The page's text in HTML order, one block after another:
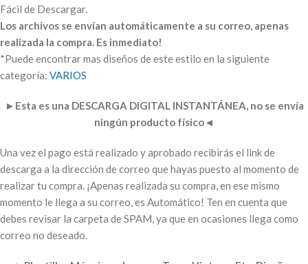
Fácil de Descargar.
Los archivos se envían automáticamente a su correo, apenas
realizada la compra. Es inmediato!
*Puede encontrar mas diseños de este estilo en la siguiente
categoría: VARIOS
► Esta es una DESCARGA DIGITAL INSTANTÁNEA, no se envía
ningún producto físico◄
Una vez el pago está realizado y aprobado recibirás el link de
descarga a la dirección de correo que hayas puesto al momento de
realizar tu compra. ¡Apenas realizada su compra, en ese mismo
momento le llega a su correo, es Automático! Ten en cuenta que
debes revisar la carpeta de SPAM, ya que en ocasiones llega como
correo no deseado.